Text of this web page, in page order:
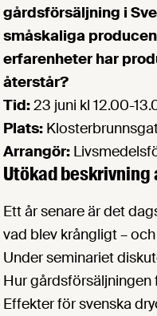
gårdsförsäljning i
småskaliga
erfarenheter har
återstår?
Tid:23 juni kl 12.00-
Plats:
Arrangör:
Utökad
Ett år senare är det
vad blev krångligt –
Under seminariet
Hur
Effekter för svenska